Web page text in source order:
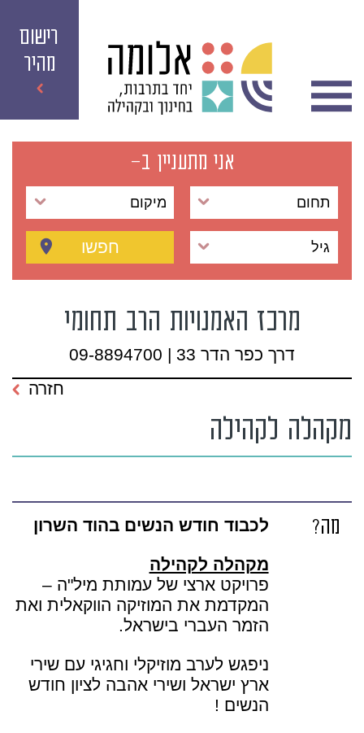
רישום
מהיר
אני מתעניין ב-
תחום מיקום
גיל חפשו
מרכז האמנויות הרב תחומי
דרך כפר הדר 33 | 09-8894700
מקהלה לקהילה
חזרה
מה?
לכבוד חודש הנשים בהוד השרון
מקהלה לקהילה
פרויקט ארצי של עמותת מיל"ה –
המקדמת את המוזיקה הווקאלית ואת
הזמר העברי בישראל.
ניפגש לערב מוזיקלי וחגיגי עם שירי
ארץ ישראל ושירי אהבה לציון חודש
הנשים !